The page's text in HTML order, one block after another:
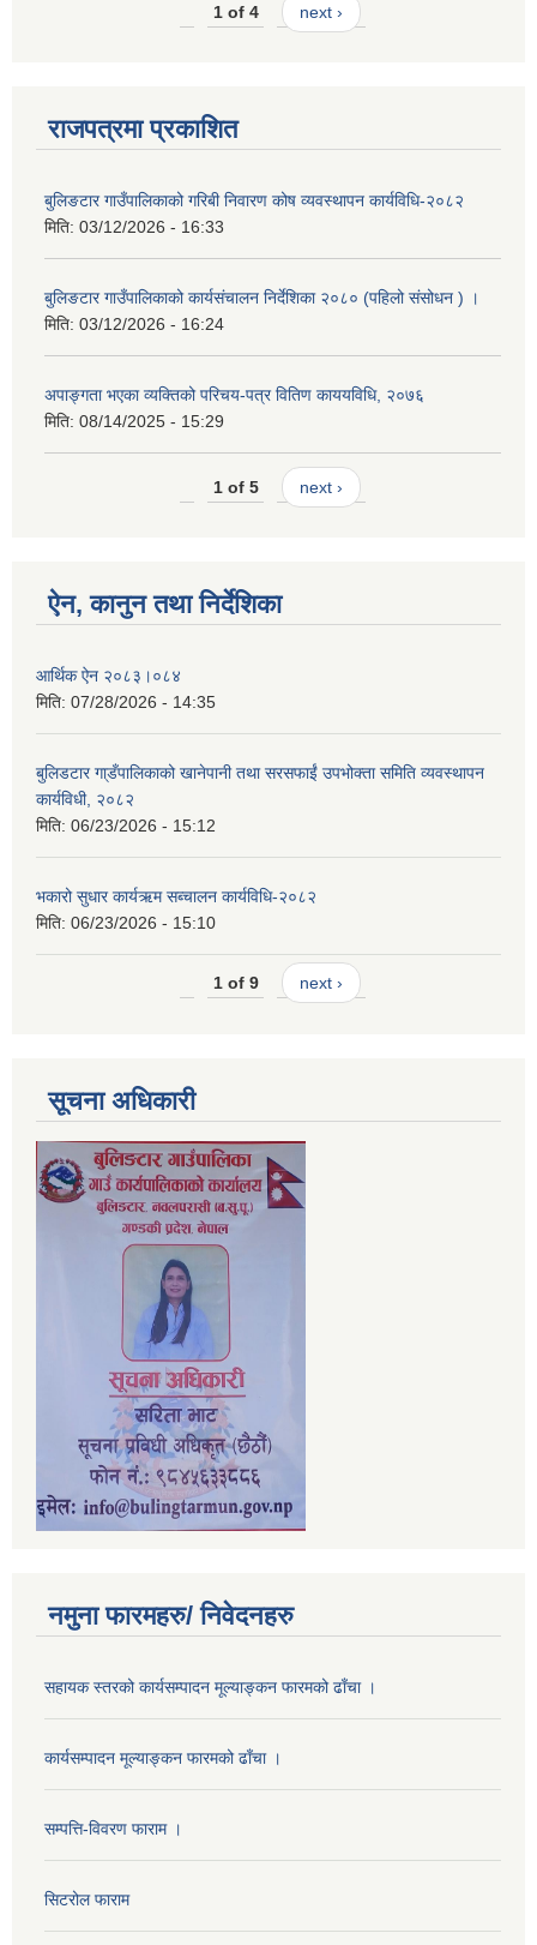
1 of 4 next ›
राजपत्रमा प्रकाशित
बुलिङटार गाउँपालिकाको गरिबी निवारण कोष व्यवस्थापन कार्यविधि-२०८२
मिति: 03/12/2026 - 16:33
बुलिङटार गाउँपालिकाको कार्यसंचालन निर्देशिका २०८० (पहिलो संसोधन ) ।
मिति: 03/12/2026 - 16:24
अपाङ्गता भएका व्यक्तिको परिचय-पत्र वितिण काययविधि, २०७६
मिति: 08/14/2025 - 15:29
1 of 5 next ›
ऐन, कानुन तथा निर्देशिका
आर्थिक ऐन २०८३।०८४
मिति: 07/28/2026 - 14:35
बुलिडटार गा्डँपालिकाको खानेपानी तथा सरसफाईं उपभोक्ता समिति व्यवस्थापन
कार्यविधी, २०८२
मिति: 06/23/2026 - 15:12
भकारो सुधार कार्यऋम सब्चालन कार्यविधि-२०८२
मिति: 06/23/2026 - 15:10
1 of 9 next ›
सूचना अधिकारी
नमुना फारमहरु/ निवेदनहरु
सहायक स्तरको कार्यसम्पादन मूल्याङ्कन फारमको ढाँचा ।
कार्यसम्पादन मूल्याङ्कन फारमको ढाँचा ।
सम्पत्ति-विवरण फाराम ।
सिटरोल फाराम